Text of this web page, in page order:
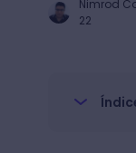
Nimrod
22